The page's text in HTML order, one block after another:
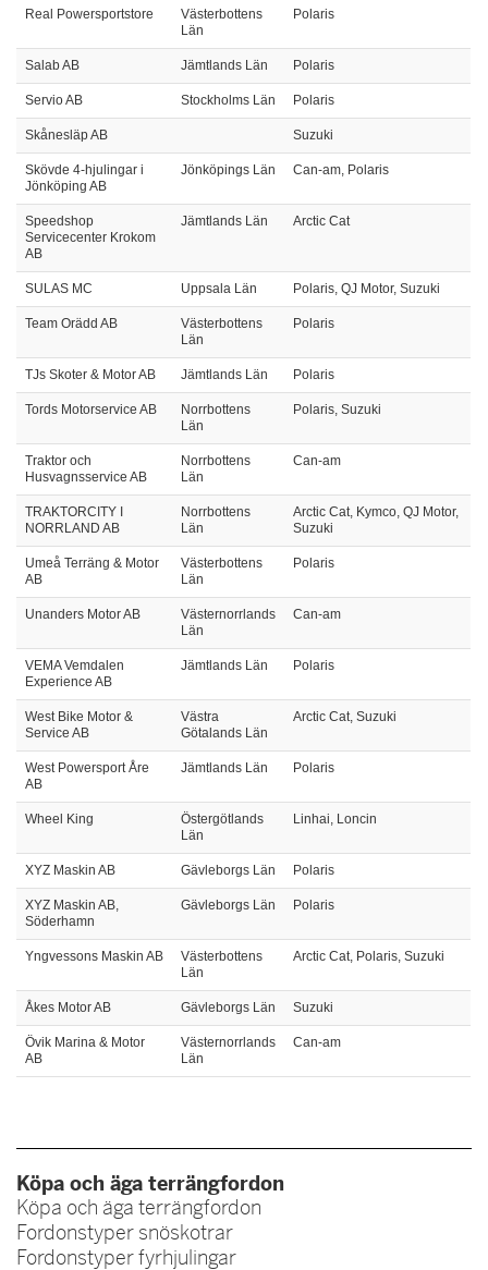
Real Powersportstore
Västerbottens
Län
Polaris
Salab AB Jämtlands Län Polaris
Servio AB Stockholms Län Polaris
Skånesläp AB Suzuki
Skövde 4-hjulingar i
Jönköping AB
Jönköpings Län Can-am, Polaris
Speedshop
Servicecenter Krokom
AB
Jämtlands Län Arctic Cat
SULAS MC Uppsala Län Polaris, QJ Motor, Suzuki
Team Orädd AB
Västerbottens
Län
Polaris
TJs Skoter & Motor AB Jämtlands Län Polaris
Tords Motorservice AB
Norrbottens
Län
Polaris, Suzuki
Traktor och
Husvagnsservice AB
Norrbottens
Län
Can-am
TRAKTORCITY I
NORRLAND AB
Norrbottens
Län
Arctic Cat, Kymco, QJ Motor,
Suzuki
Umeå Terräng & Motor
AB
Västerbottens
Län
Polaris
Unanders Motor AB
Västernorrlands
Län
Can-am
VEMA Vemdalen
Experience AB
Jämtlands Län Polaris
West Bike Motor &
Service AB
Västra
Götalands Län
Arctic Cat, Suzuki
West Powersport Åre
AB
Jämtlands Län Polaris
Wheel King
Östergötlands
Län
Linhai, Loncin
XYZ Maskin AB Gävleborgs Län Polaris
XYZ Maskin AB,
Söderhamn
Gävleborgs Län Polaris
Yngvessons Maskin AB
Västerbottens
Län
Arctic Cat, Polaris, Suzuki
Åkes Motor AB Gävleborgs Län Suzuki
Övik Marina & Motor
AB
Västernorrlands
Län
Can-am
Köpa och äga terrängfordon
Köpa och äga terrängfordon
Fordonstyper snöskotrar
Fordonstyper fyrhjulingar